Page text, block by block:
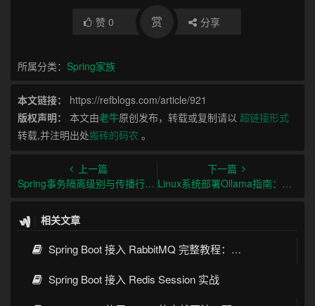
赞 0 赏 分享
所属分类： Spring家族
本文链接：
https://refblogs.com/article/921
版权声明：
本文由老牛原创发布，转载或复制请以 超链接形式
转载,并注明出处搬砖的码农 。
上一篇
Spring事务隔离级别与传播行为及最佳实践
下一篇
Linux系统部署Ollama指南：从安装到生产环境实践
相关文章
Spring Boot 接入 RabbitMQ 完整教程：发送、消费、确认与死信队列
Spring Boot 接入 Redis Session 实战